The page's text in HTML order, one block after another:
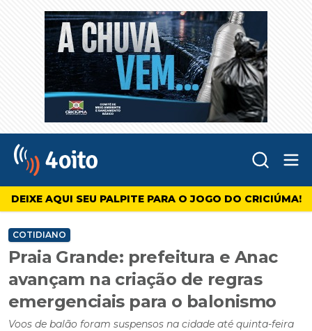
4oito
DEIXE AQUI SEU PALPITE PARA O JOGO DO CRICIÚMA!
COTIDIANO
Praia Grande: prefeitura e Anac
avançam na criação de regras
emergenciais para o balonismo
Voos de balão foram suspensos na cidade até quinta-feira